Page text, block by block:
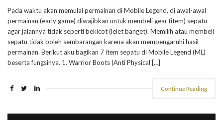
Pada waktu akan memulai permainan di Mobile Legend, di awal-awal
permainan (early game) diwajibkan untuk membeli gear (item) sepatu
agar jalannya tidak seperti bekicot (lelet banget). Memilih atau membeli
sepatu tidak boleh sembarangan karena akan mempengaruhi hasil
permainan. Berikut aku bagikan 7 item sepatu di Mobile Legend (ML)
beserta fungsinya. 1. Warrior Boots (Anti Physical […]
Continue Reading